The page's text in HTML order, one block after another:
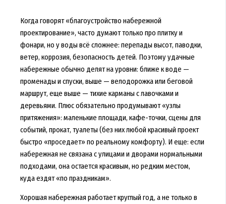
Когда говорят «благоустройство набережной
проектирование», часто думают только про плитку и
фонари, но у воды всё сложнее: перепады высот, паводки,
ветер, коррозия, безопасность детей. Поэтому удачные
набережные обычно делят на уровни: ближе к воде —
променады и спуски, выше — велодорожка или беговой
маршрут, еще выше — тихие карманы с лавочками и
деревьями. Плюс обязательно продумывают «узлы
притяжения»: маленькие площади, кафе-точки, сцены для
событий, прокат, туалеты (без них любой красивый проект
быстро «проседает» по реальному комфорту). И еще: если
набережная не связана с улицами и дворами нормальными
подходами, она остается красивым, но редким местом,
куда ездят «по праздникам».
Хорошая набережная работает круглый год, а не только в